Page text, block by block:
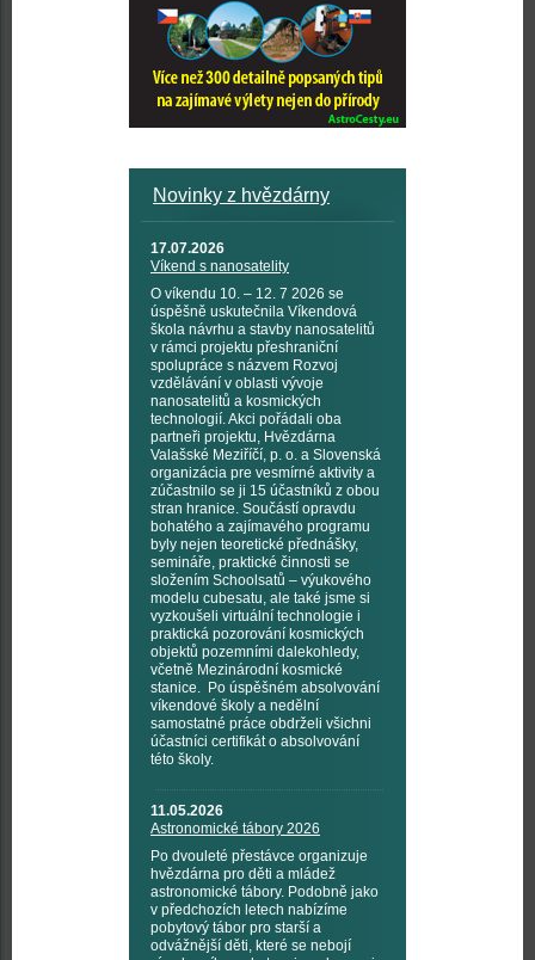
Novinky z hvězdárny
17.07.2026
Víkend s nanosatelity
O víkendu 10. – 12. 7 2026 se
úspěšně uskutečnila Víkendová
škola návrhu a stavby nanosatelitů
v rámci projektu přeshraniční
spolupráce s názvem Rozvoj
vzdělávání v oblasti vývoje
nanosatelitů a kosmických
technologií. Akci pořádali oba
partneři projektu, Hvězdárna
Valašské Meziříčí, p. o. a Slovenská
organizácia pre vesmírné aktivity a
zúčastnilo se ji 15 účastníků z obou
stran hranice. Součástí opravdu
bohatého a zajímavého programu
byly nejen teoretické přednášky,
semináře, praktické činnosti se
složením Schoolsatů – výukového
modelu cubesatu, ale také jsme si
vyzkoušeli virtuální technologie i
praktická pozorování kosmických
objektů pozemními dalekohledy,
včetně Mezinárodní kosmické
stanice. Po úspěšném absolvování
víkendové školy a nedělní
samostatné práce obdrželi všichni
účastníci certifikát o absolvování
této školy.
11.05.2026
Astronomické tábory 2026
Po dvouleté přestávce organizuje
hvězdárna pro děti a mládež
astronomické tábory. Podobně jako
v předchozích letech nabízíme
pobytový tábor pro starší a
odvážnější děti, které se nebojí